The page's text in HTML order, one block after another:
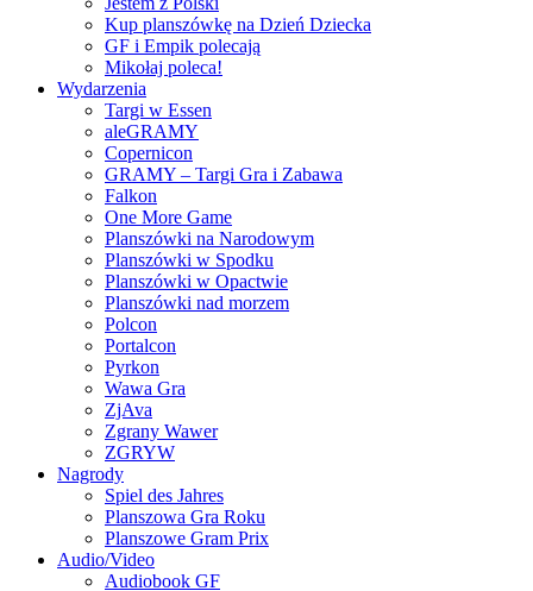
Kup planszówkę na Dzień Dziecka
GF i Empik polecają
Mikołaj poleca!
Wydarzenia
Targi w Essen
aleGRAMY
Copernicon
GRAMY – Targi Gra i Zabawa
Falkon
One More Game
Planszówki na Narodowym
Planszówki w Spodku
Planszówki w Opactwie
Planszówki nad morzem
Polcon
Portalcon
Pyrkon
Wawa Gra
ZjAva
Zgrany Wawer
ZGRYW
Nagrody
Spiel des Jahres
Planszowa Gra Roku
Planszowe Gram Prix
Audio/Video
Audiobook GF